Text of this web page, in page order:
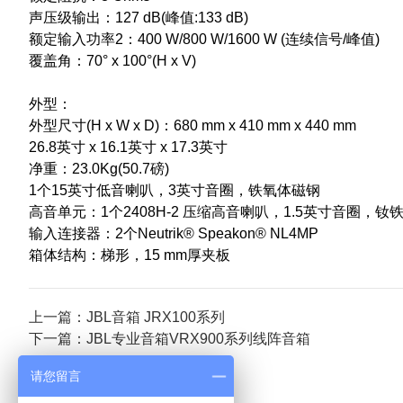
声压级输出：127 dB(峰值:133 dB)
额定输入功率2：400 W/800 W/1600 W (连续信号/峰值)
覆盖角：70° x 100°(H x V)
外型：
外型尺寸(H x W x D)：680 mm x 410 mm x 440 mm
26.8英寸 x 16.1英寸 x 17.3英寸
净重：23.0Kg(50.7磅)
1个15英寸低音喇叭，3英寸音圈，铁氧体磁钢
高音单元：1个2408H-2 压缩高音喇叭，1.5英寸音圈，钕
输入连接器：2个Neutrik® Speakon® NL4MP
箱体结构：梯形，15 mm厚夹板
上一篇：JBL音箱 JRX100系列
下一篇：JBL专业音箱VRX900系列线阵音箱
请您留言